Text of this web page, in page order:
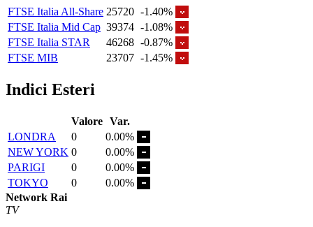
FTSE Italia All-Share 25720 -1.40%
FTSE Italia Mid Cap 39374 -1.08%
FTSE Italia STAR
46268 -0.87%
FTSE MIB
23707 -1.45%
Indici Esteri
Valore Var.
LONDRA
0
0.00%
NEW YORK 0
0.00%
PARIGI
0
0.00%
TOKYO
0
0.00%
Network Rai
TV